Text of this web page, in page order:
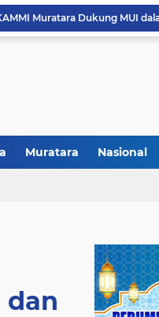
Musi Rawas Musnahkan 2
Muratara Nasional
dan